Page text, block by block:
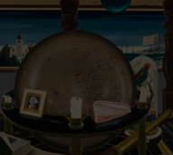
ABANCA